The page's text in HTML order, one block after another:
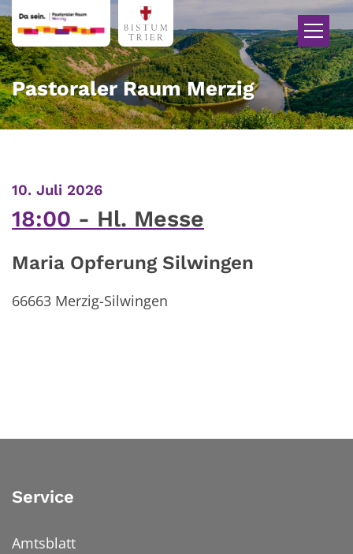
Zum Inhalt springen
Pastoraler Raum Merzig
10. Juli 2026:
18:00 Hl. Messe
Maria Opferung Silwingen
66663 Merzig-Silwingen
Service
Amtsblatt